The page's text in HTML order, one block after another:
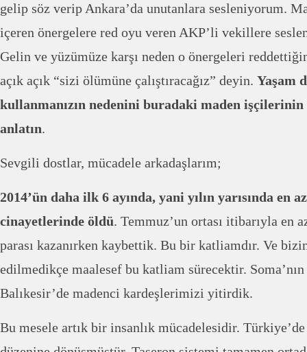
gelip söz verip Ankara’da unutanlara sesleniyorum.
içeren önergelere red oyu veren AKP’li vekillere
Gelin ve yüzümüze karşı neden o önergeleri
açık açık “sizi ölümüne çalıştıracağız” deyin. Yaşam
kullanmanızın nedenini buradaki maden
anlatın.
Sevgili dostlar, mücadele arkadaşlarım;
2014’ün daha ilk 6 ayında, yani yılın yarısında en
cinayetlerinde öldü. Temmuz’un ortası itibarıyla en
parası kazanırken kaybettik. Bu bir katliamdır. Ve
edilmedikçe maalesef bu katliam sürecektir. Soma’nın
Balıkesir’de madenci kardeşlerimizi yitirdik.
Bu mesele artık bir insanlık mücadelesidir.